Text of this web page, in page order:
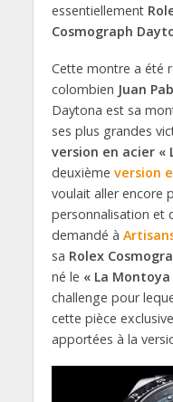
essentiellement
Cosmograph
Cette montre a été
colombien Juan
Daytona est sa
ses plus grandes
version en acier «
deuxième version
voulait aller encore
personnalisation et
demandé à
sa Rolex
né le « La
challenge pour
cette pièce
apportées à la